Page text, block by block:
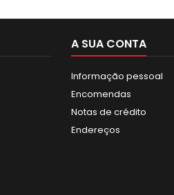
A SUA CONTA
Informação pessoal
Encomendas
Notas de crédito
Endereços